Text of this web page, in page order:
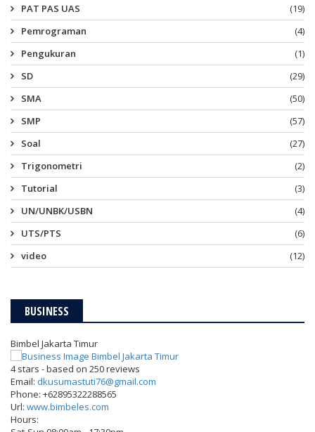
PAT PAS UAS
(19)
Pemrograman
(4)
Pengukuran
(1)
SD
(29)
SMA
(50)
SMP
(57)
Soal
(27)
Trigonometri
(2)
Tutorial
(3)
UN/UNBK/USBN
(4)
UTS/PTS
(6)
video
(12)
BUSINESS
Bimbel Jakarta Timur
4stars - based on 250reviews
Email: dkusumastuti76@gmail.com
Phone: +62895322288565
Url: www.bimbeles.com
Hours: